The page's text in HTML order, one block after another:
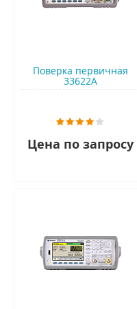
Поверка первичная
33622A
Цена по запросу